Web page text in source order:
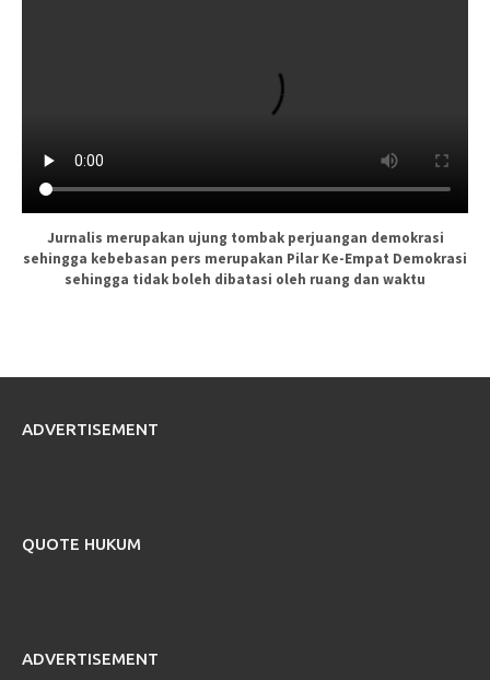
Jurnalis merupakan ujung tombak perjuangan demokrasi
sehingga kebebasan pers merupakan Pilar Ke-Empat Demokrasi
sehingga tidak boleh dibatasi oleh ruang dan waktu
ADVERTISEMENT
QUOTE HUKUM
ADVERTISEMENT